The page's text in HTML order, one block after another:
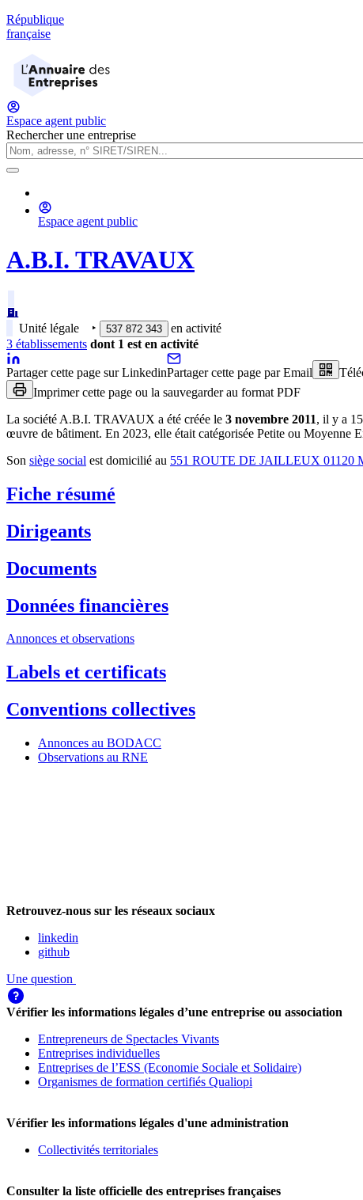
République
française
Espace agent public
Rechercher une entreprise
Espace agent public
A.B.I. TRAVAUX
Unité légale ‣ 537 872 343
en activité
3 établissements dont 1 est en activité
Partager cette page sur LinkedinPartager cette page par Email
Imprimer cette page ou la sauvegarder au format PDF
La société A.B.I. TRAVAUX a été créée le 3 novembre 2011, il y a
œuvre de bâtiment. En 2023, elle était catégorisée Petite ou Moyenne
Son siège social est domicilié au 551 ROUTE DE JAILLEUX 01120
Fiche résumé
Dirigeants
Documents
Données financières
Annonces et observations
Labels et certificats
Conventions collectives
Annonces au BODACC
Observations au RNE
Retrouvez-nous sur les réseaux sociaux
linkedin
github
Une question
Vérifier les informations légales d’une entreprise ou association
Entrepreneurs de Spectacles Vivants
Entreprises individuelles
Entreprises de l’ESS (Economie Sociale et Solidaire)
Organismes de formation certifiés Qualiopi
Vérifier les informations légales d'une administration
Collectivités territoriales
Consulter la liste officielle des entreprises françaises